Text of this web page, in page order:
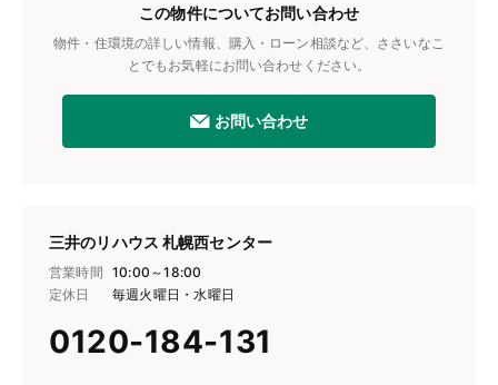
この物件についてお問い合わせ
物件・住環境の詳しい情報、購入・ローン相談など、ささいなこ
とでもお気軽にお問い合わせください。
お問い合わせ
三井のリハウス 札幌西センター
営業時間 10:00～18:00
定休日
毎週火曜日・水曜日
0120-184-131